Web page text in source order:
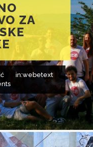
ZA
in:webetext